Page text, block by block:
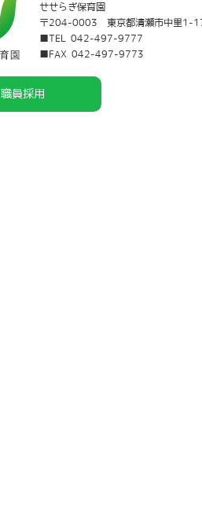
せせらぎ保育園
〒204-0003 東京都清瀬市中里1-
■TEL 042-497-9777
■FAX 042-497-9773
職員採用